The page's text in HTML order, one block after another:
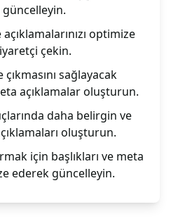
güncelleyin.
açıklamalarınızı optimize
çekin.
sağlayacak
açıklamalar oluşturun.
daha belirgin ve
oluşturun.
için başlıkları ve meta
ederek güncelleyin.